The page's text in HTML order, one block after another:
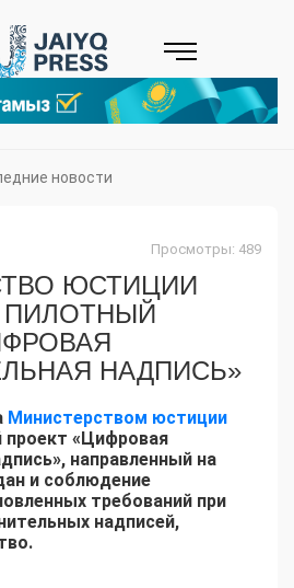
новости
Просмотры: 489
ЮСТИЦИИ
ПИЛОТНЫЙ
НАДПИСЬ»
Министерством юстиции
«Цифровая
направленный на
и соблюдение
требований при
надписей,